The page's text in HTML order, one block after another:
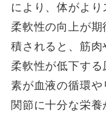
により、体がより
柔軟性の向上が
積されると、筋肉
柔軟性が低下す
素が血液の循環
関節に十分な栄